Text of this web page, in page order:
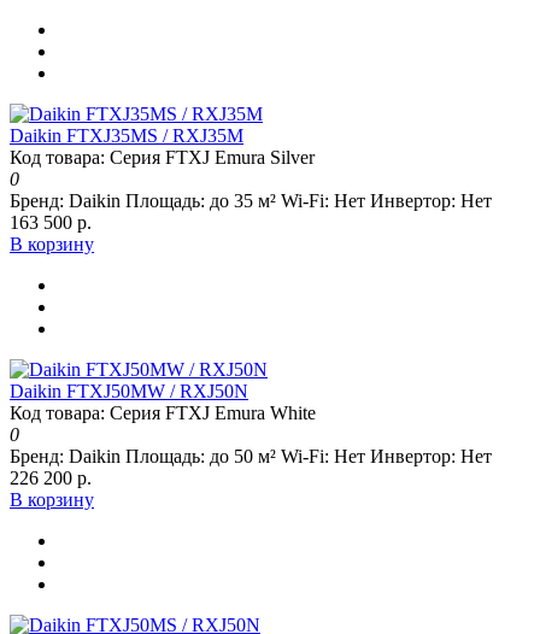
Daikin FTXJ35MS / RXJ35M
Код товара: Серия FTXJ Emura Silver
0
Бренд: Daikin Площадь: до 35 м² Wi-Fi: Нет Инвертор: Нет
163 500 р.
В корзину
Daikin FTXJ50MW / RXJ50N
Код товара: Серия FTXJ Emura White
0
Бренд: Daikin Площадь: до 50 м² Wi-Fi: Нет Инвертор: Нет
226 200 р.
В корзину